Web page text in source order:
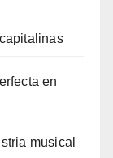
en
musical